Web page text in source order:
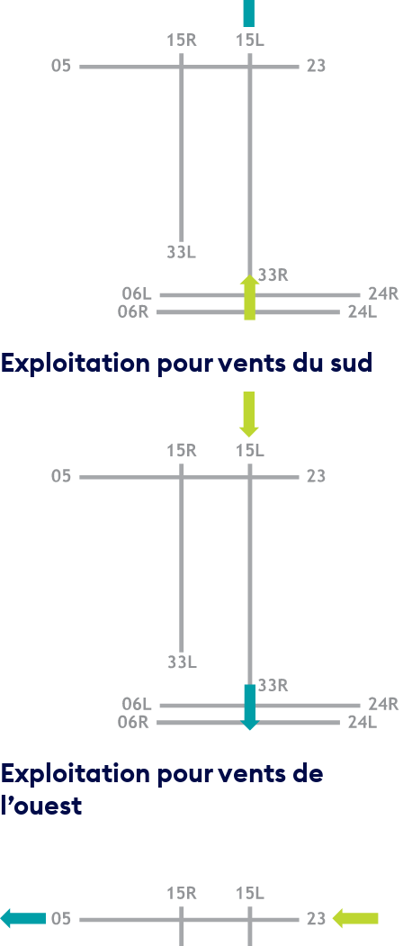
Exploitation pour vents du sud
Exploitation pour vents de
l’ouest